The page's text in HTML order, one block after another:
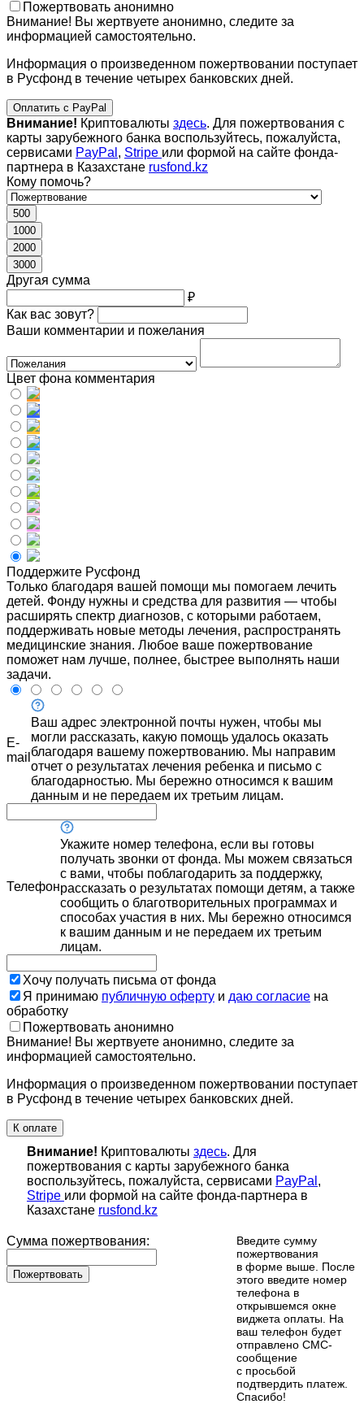
Пожертвовать анонимно
Внимание! Вы жертвуете анонимно, следите за
информацией самостоятельно.
Информация о произведенном пожертвовании поступает
в Русфонд в течение четырех банковских дней.
Оплатить с PayPal
Внимание! Криптовалюты здесь. Для пожертвования с
карты зарубежного банка воспользуйтесь, пожалуйста,
сервисами PayPal , Stripe или формой на сайте фонда-
партнера в Казахстане rusfond.kz
Кому помочь?
500
1000
2000
3000
Другая сумма
₽
Как вас зовут?
Ваши комментарии и пожелания
Цвет фона комментария
Поддержите Русфонд
Только благодаря вашей помощи мы помогаем лечить
детей. Фонду нужны и средства для развития — чтобы
расширять спектр диагнозов, с которыми работаем,
поддерживать новые методы лечения, распространять
медицинские знания. Любое ваше пожертвование
поможет нам лучше, полнее, быстрее выполнять наши
задачи.
E-
mail
Ваш адрес электронной почты нужен, чтобы мы
могли рассказать, какую помощь удалось оказать
благодаря вашему пожертвованию. Мы направим
отчет о результатах лечения ребенка и письмо с
благодарностью. Мы бережно относимся к вашим
данным и не передаем их третьим лицам.
Телефон
Укажите номер телефона, если вы готовы
получать звонки от фонда. Мы можем связаться
с вами, чтобы поблагодарить за поддержку,
рассказать о результатах помощи детям, а также
сообщить о благотворительных программах и
способах участия в них. Мы бережно относимся
к вашим данным и не передаем их третьим
лицам.
Хочу получать письма от фонда
Я принимаю публичную оферту и даю согласие на
обработку
Пожертвовать анонимно
Внимание! Вы жертвуете анонимно, следите за
информацией самостоятельно.
Информация о произведенном пожертвовании поступает
в Русфонд в течение четырех банковских дней.
К оплате
Внимание! Криптовалюты здесь. Для
пожертвования с карты зарубежного банка
воспользуйтесь, пожалуйста, сервисами PayPal ,
Stripe или формой на сайте фонда-партнера в
Казахстане rusfond.kz
Сумма пожертвования:
Пожертвовать
Введите сумму
пожертвования
в форме выше. После
этого введите номер
телефона в
открывшемся окне
виджета оплаты. На
ваш телефон будет
отправлено СМС-
сообщение
с просьбой
подтвердить платеж.
Cпасибо!